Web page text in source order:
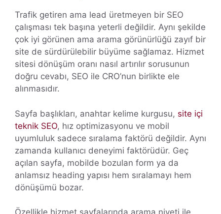
Trafik getiren ama lead üretmeyen bir SEO
çalışması tek başına yeterli değildir. Aynı şekilde
çok iyi görünen ama arama görünürlüğü zayıf bir
site de sürdürülebilir büyüme sağlamaz. Hizmet
sitesi dönüşüm oranı nasıl artırılır sorusunun
doğru cevabı, SEO ile CRO’nun birlikte ele
alınmasıdır.
Sayfa başlıkları, anahtar kelime kurgusu, site içi
teknik SEO, hız optimizasyonu ve mobil
uyumluluk sadece sıralama faktörü değildir. Aynı
zamanda kullanıcı deneyimi faktörüdür. Geç
açılan sayfa, mobilde bozulan form ya da
anlamsız heading yapısı hem sıralamayı hem
dönüşümü bozar.